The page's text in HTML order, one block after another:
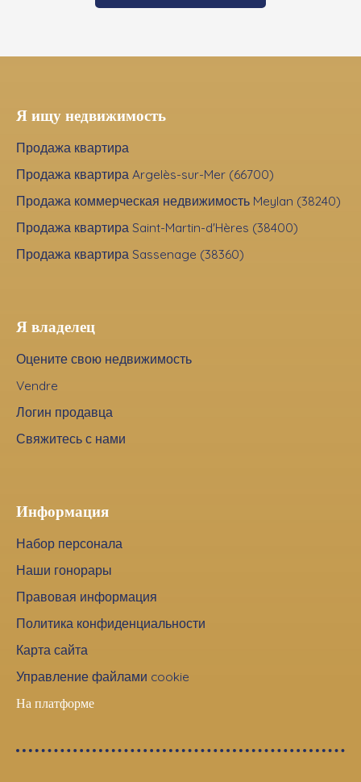
Я ищу недвижимость
Продажа квартира
Продажа квартира Argelès-sur-Mer (66700)
Продажа коммерческая недвижимость Meylan (38240)
Продажа квартира Saint-Martin-d'Hères (38400)
Продажа квартира Sassenage (38360)
Я владелец
Оцените свою недвижимость
Vendre
Логин продавца
Свяжитесь с нами
Информация
Набор персонала
Наши гонорары
Правовая информация
Политика конфиденциальности
Карта сайта
Управление файлами cookie
На платформе